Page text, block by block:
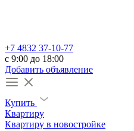
+7 4832 37-10-77
c 9:00 до 18:00
Добавить объявление
Купить
Квартиру
Квартиру в новостройке